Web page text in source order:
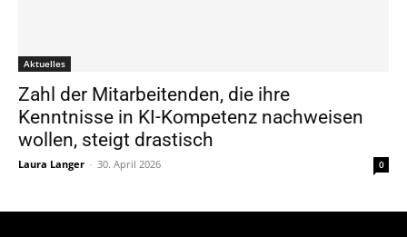
Aktuelles
Zahl der Mitarbeitenden, die ihre
Kenntnisse in KI-Kompetenz nachweisen
wollen, steigt drastisch
Laura Langer - 30. April 2026 0